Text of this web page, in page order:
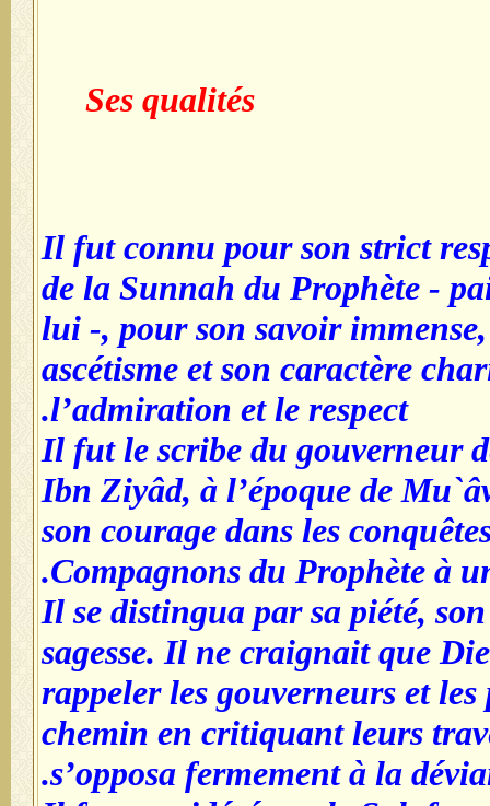
Ses qualités
Il fut connu pour son strict
de la Sunnah du Prophète -
lui -, pour son savoir
ascétisme et son caractère
l’admiration et le respect.
Il fut le scribe du gouverneur
Ibn Ziyâd, à l’époque de
son courage dans les
Compagnons du Prophète à
Il se distingua par sa piété,
sagesse. Il ne craignait que
rappeler les gouverneurs et
chemin en critiquant leurs
s’opposa fermement à la